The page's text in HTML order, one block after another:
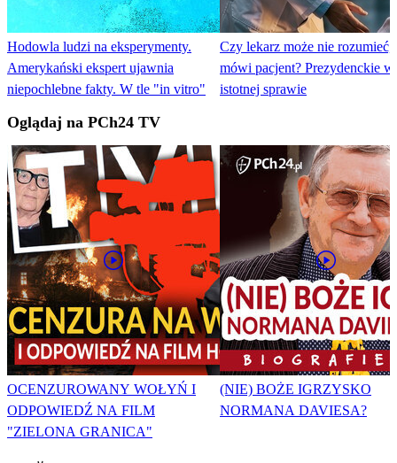
Hodowla ludzi na eksperymenty.
Amerykański ekspert ujawnia
niepochlebne fakty. W tle "in vitro"
Czy lekarz może nie rozumieć,
mówi pacjent? Prezydenckie
istotnej sprawie
Oglądaj na PCh24 TV
OCENZUROWANY WOŁYŃ I
ODPOWIEDŹ NA FILM
"ZIELONA GRANICA"
(NIE) BOŻE IGRZYSKO
NORMANA DAVIESA?